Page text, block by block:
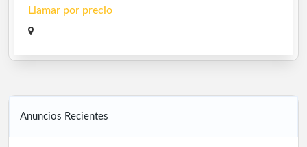
Llamar por precio
Anuncios Recientes